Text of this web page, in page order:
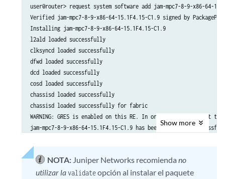
user@router> request system software add jam-mpc7-8-9-x86-64-
Verified jam-mpc7-8-9-x86-64-15.1F4.15-C1.9 signed by
Installing jam-mpc7-8-9-x86-64-15.1F4.15-C1.9
l2ald loaded successfully
clksyncd loaded successfully
dfwd loaded successfully
dcd loaded successfully
cosd loaded successfully
chassisd loaded successfully
chassisd loaded successfully for fabric
WARNING: GRES is enabled on this RE. In order to ensure that
jam-mpc7-8-9-x86-64-15.1F4.15-C1.9 has been installed
{master}
Show more
NOTA: Juniper Networks recomiendano
utilizar la validateopción al instalar el paquete